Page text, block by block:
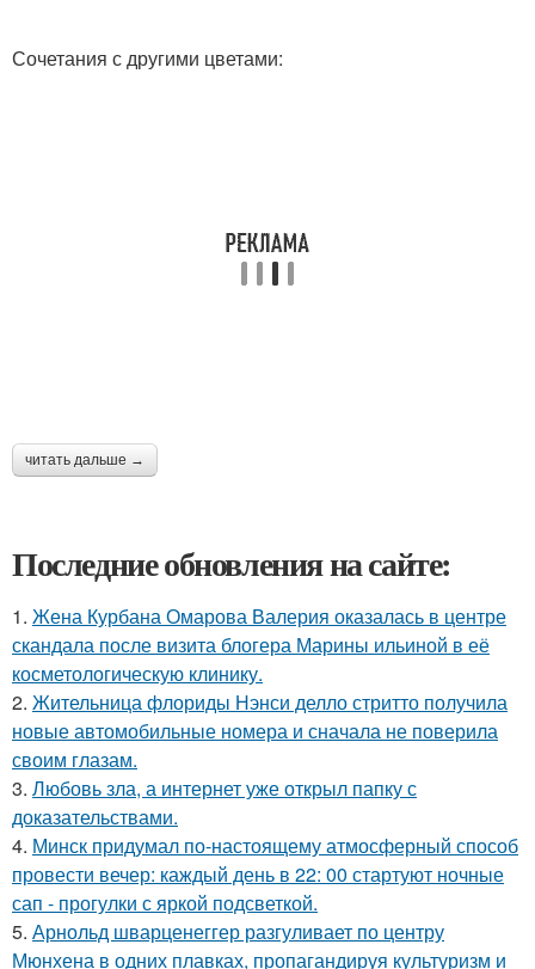
Сочетания с другими цветами:
читать дальше →
Последние обновления на сайте:
1. Жена Курбана Омарова Валерия оказалась в центре
скандала после визита блогера Марины ильиной в её
косметологическую клинику.
2. Жительница флориды Нэнси делло стритто получила
новые автомобильные номера и сначала не поверила
своим глазам.
3. Любовь зла, а интернет уже открыл папку с
доказательствами.
4. Минск придумал по-настоящему атмосферный способ
провести вечер: каждый день в 22: 00 стартуют ночные
сап - прогулки с яркой подсветкой.
5. Арнольд шварценеггер разгуливает по центру
Мюнхена в одних плавках, пропагандируя культуризм и